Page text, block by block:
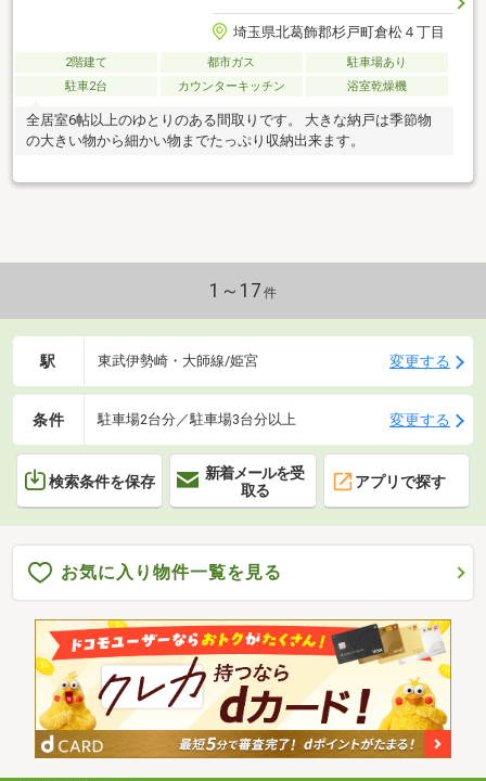
埼玉県北葛飾郡杉戸町倉松４丁目
2階建て 都市ガス
駐車場あり
駐車2台
カウンターキッチン 浴室乾燥機
全居室6帖以上のゆとりのある間取りです。 大きな納戸は季節物
の大きい物から細かい物までたっぷり収納出来ます。
1～17 件
駅 東武伊勢崎・大師線/姫宮 変更する
条件 駐車場2台分／駐車場3台分以上 変更する
検索条件を保存
新着メールを受
取る
アプリで探す
お気に入り物件一覧を見る